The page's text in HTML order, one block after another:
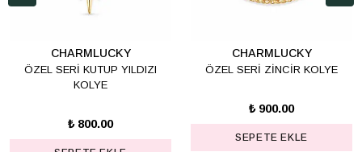
CHARMLUCKY
ÖZEL SERİ KUTUP YILDIZI
KOLYE
₺ 800.00
CHARMLUCKY
ÖZEL SERİ ZİNCİR KOLYE
₺ 900.00
SEPETE EKLE